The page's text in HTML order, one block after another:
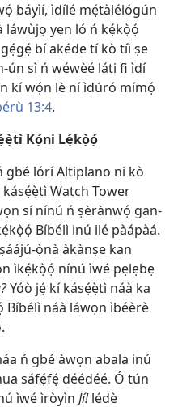
báyìí, ìdílé mẹ́tàlélógún
láwùjọ yẹn ló ń kẹ́kọ̀ọ́
bí akéde tí kò tíì ṣe
ún sì ń wéwèé láti fi ìdí
kí wọ́n lè ní ìdúró mímọ́
13:4.
Kọ́ni Lẹ́kọ̀ọ́
gbé lórí Altiplano ni kò
Watch Tower
sí nínú ń ṣèrànwọ́ gan-
Bíbélì inú ilé pàápàá.
ọ̀nà àkànṣe kan
ìkẹ́kọ̀ọ́ nínú ìwé pẹlẹbẹ
Yóò jẹ́ kí kásẹ́ẹ̀tì náà ka
náà láwọn ìbéèrè
ń gbé àwọn abala inú
sáfẹ́fẹ́ déédéé. Ó tún
ìwé ìròyìn Jí!lédè